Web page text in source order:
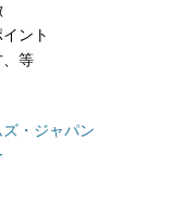
ント
、等
・ジャパン